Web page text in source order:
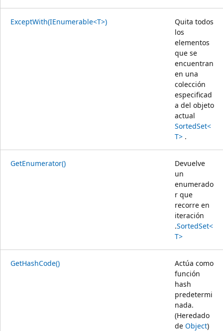
ExceptWith(IEnumerable<T>)
Quita todos
los
elementos
que se
encuentran
en una
colección
especificad
a del objeto
actual
SortedSet<
T> .
GetEnumerator()
Devuelve
un
enumerado
r que
recorre en
iteración
.SortedSet<
T>
GetHashCode()
Actúa como
función
hash
predetermi
nada.
(Heredado
de Object)